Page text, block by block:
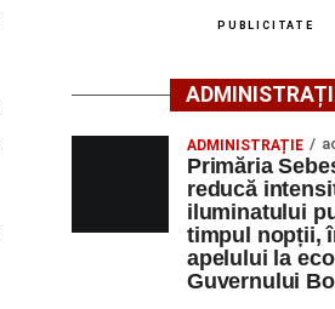
PUBLICITATE
ADMINISTRAȚIE
Primăria
reducă
iluminatului
timpul nopții,
apelului la
Guvernului